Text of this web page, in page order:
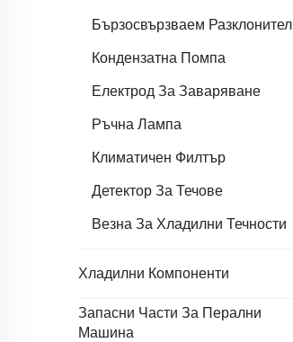
Бързосвързваем Разклонител
Кондензатна Помпа
Електрод За Заваряване
Ръчна Лампа
Климатичен Филтър
Детектор За Течове
Везна За Хладилни Течности
Хладилни Компоненти
Запасни Части За Перални
Машина